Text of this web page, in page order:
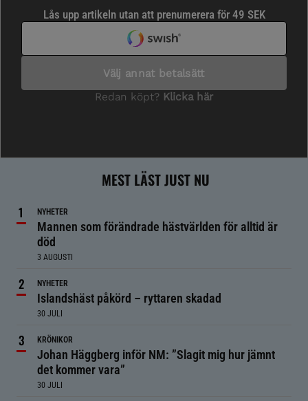
MEST LÄST JUST NU
NYHETER
Mannen som förändrade hästvärlden för alltid är
död
3 AUGUSTI
NYHETER
Islandshäst påkörd – ryttaren skadad
30 JULI
KRÖNIKOR
Johan Häggberg inför NM: ”Slagit mig hur jämnt
det kommer vara”
30 JULI